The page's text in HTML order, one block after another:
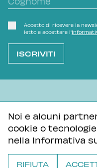
Noi e alcuni
cookie o
nella Informativa
RIFIUTA
Accetto di ricevere la
letto e accettare l'
Tutti i contenuti di
licenza Creative
stesso